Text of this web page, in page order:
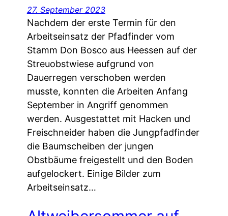
27. September 2023
Nachdem der erste Termin für den
Arbeitseinsatz der Pfadfinder vom
Stamm Don Bosco aus Heessen auf der
Streuobstwiese aufgrund von
Dauerregen verschoben werden
musste, konnten die Arbeiten Anfang
September in Angriff genommen
werden. Ausgestattet mit Hacken und
Freischneider haben die Jungpfadfinder
die Baumscheiben der jungen
Obstbäume freigestellt und den Boden
aufgelockert. Einige Bilder zum
Arbeitseinsatz…